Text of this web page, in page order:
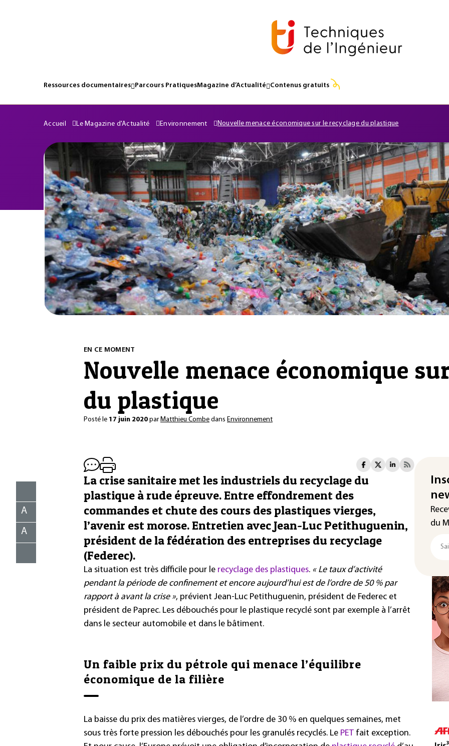
Ressources documentaires Parcours PratiquesMagazine d’Actualité Contenus gratuits
Accueil Le Magazine d'Actualité Environnement Nouvelle menace économique sur le recyclage du plastique
EN CE MOMENT
Nouvelle menace économique
du plastique
Posté le 17 juin 2020 par Matthieu Combe dans Environnement
A
A
La crise sanitaire met les industriels du recyclage du
plastique à rude épreuve. Entre effondrement des
commandes et chute des cours des plastiques vierges,
l’avenir est morose. Entretien avec Jean-Luc Petithuguenin,
président de la fédération des entreprises du recyclage
(Federec).
La situation est très difficile pour le recyclage des plastiques. « Le taux d’activité
pendant la période de confinement et encore aujourd’hui est de l’ordre de 50 % par
rapport à avant la crise », prévient Jean-Luc Petithuguenin, président de Federec et
président de Paprec. Les débouchés pour le plastique recyclé sont par exemple à l’arrêt
dans le secteur automobile et dans le bâtiment.
Un faible prix du pétrole qui menace l’équilibre
économique de la filière
La baisse du prix des matières vierges, de l’ordre de 30 % en quelques semaines, met
sous très forte pression les débouchés pour les granulés recyclés. Le PET fait exception.
du